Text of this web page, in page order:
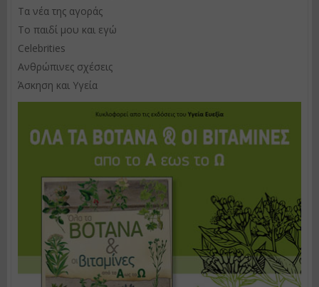
Τα νέα της αγοράς
Το παιδί μου και εγώ
Celebrities
Ανθρώπινες σχέσεις
Άσκηση και Υγεία